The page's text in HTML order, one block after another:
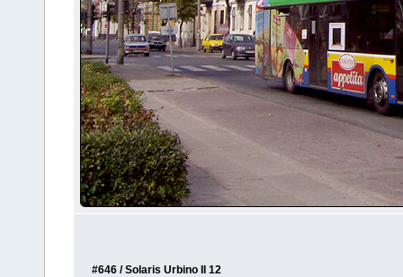
#646 / Solaris Urbino II 12